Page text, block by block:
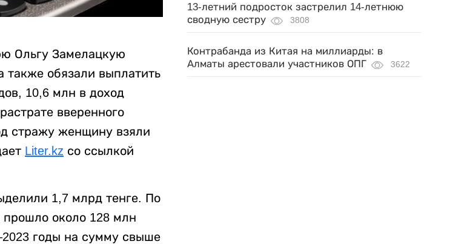
Ольгу Замелацкую
обязали выплатить
10,6 млн в доход
вверенного
стражу женщину взяли
Liter.kz со ссылкой
1,7 млрд тенге. По
около 128 млн
годы на сумму свыше
13-летний подросток застрелил 14-летнюю
сводную сестру
3808
Контрабанда из Китая на миллиарды: в
Алматы арестовали участников ОПГ
3622